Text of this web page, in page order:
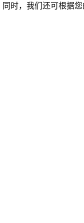
时，我们还可根据